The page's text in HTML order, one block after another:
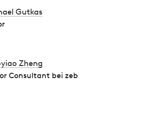
Gutkas
Zheng
Consultant bei zeb